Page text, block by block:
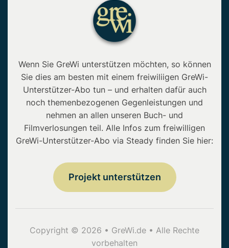
Wenn Sie GreWi unterstützen möchten, so können
Sie dies am besten mit einem freiwiliigen GreWi-
Unterstützer-Abo tun – und erhalten dafür auch
noch themenbezogenen Gegenleistungen und
nehmen an allen unseren Buch- und
Filmverlosungen teil. Alle Infos zum freiwilligen
GreWi-Unterstützer-Abo via Steady finden Sie hier:
Projekt unterstützen
Copyright © 2026 • GreWi.de • Alle Rechte
vorbehalten